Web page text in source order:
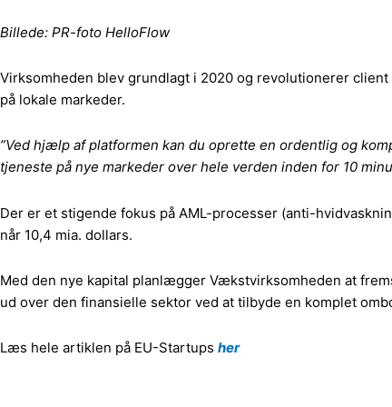
Billede: PR-foto HelloFlow
Virksomheden blev grundlagt i 2020 og revolutionerer
på lokale markeder.
”Ved hjælp af platformen kan du oprette en ordentlig og
tjeneste på nye markeder over hele verden inden for 10
Der er et stigende fokus på AML-processer (anti-
når 10,4 mia. dollars.
Med den nye kapital planlægger Vækstvirksomheden at
ud over den finansielle sektor ved at tilbyde en komplet
Læs hele artiklen på EU-Startups her